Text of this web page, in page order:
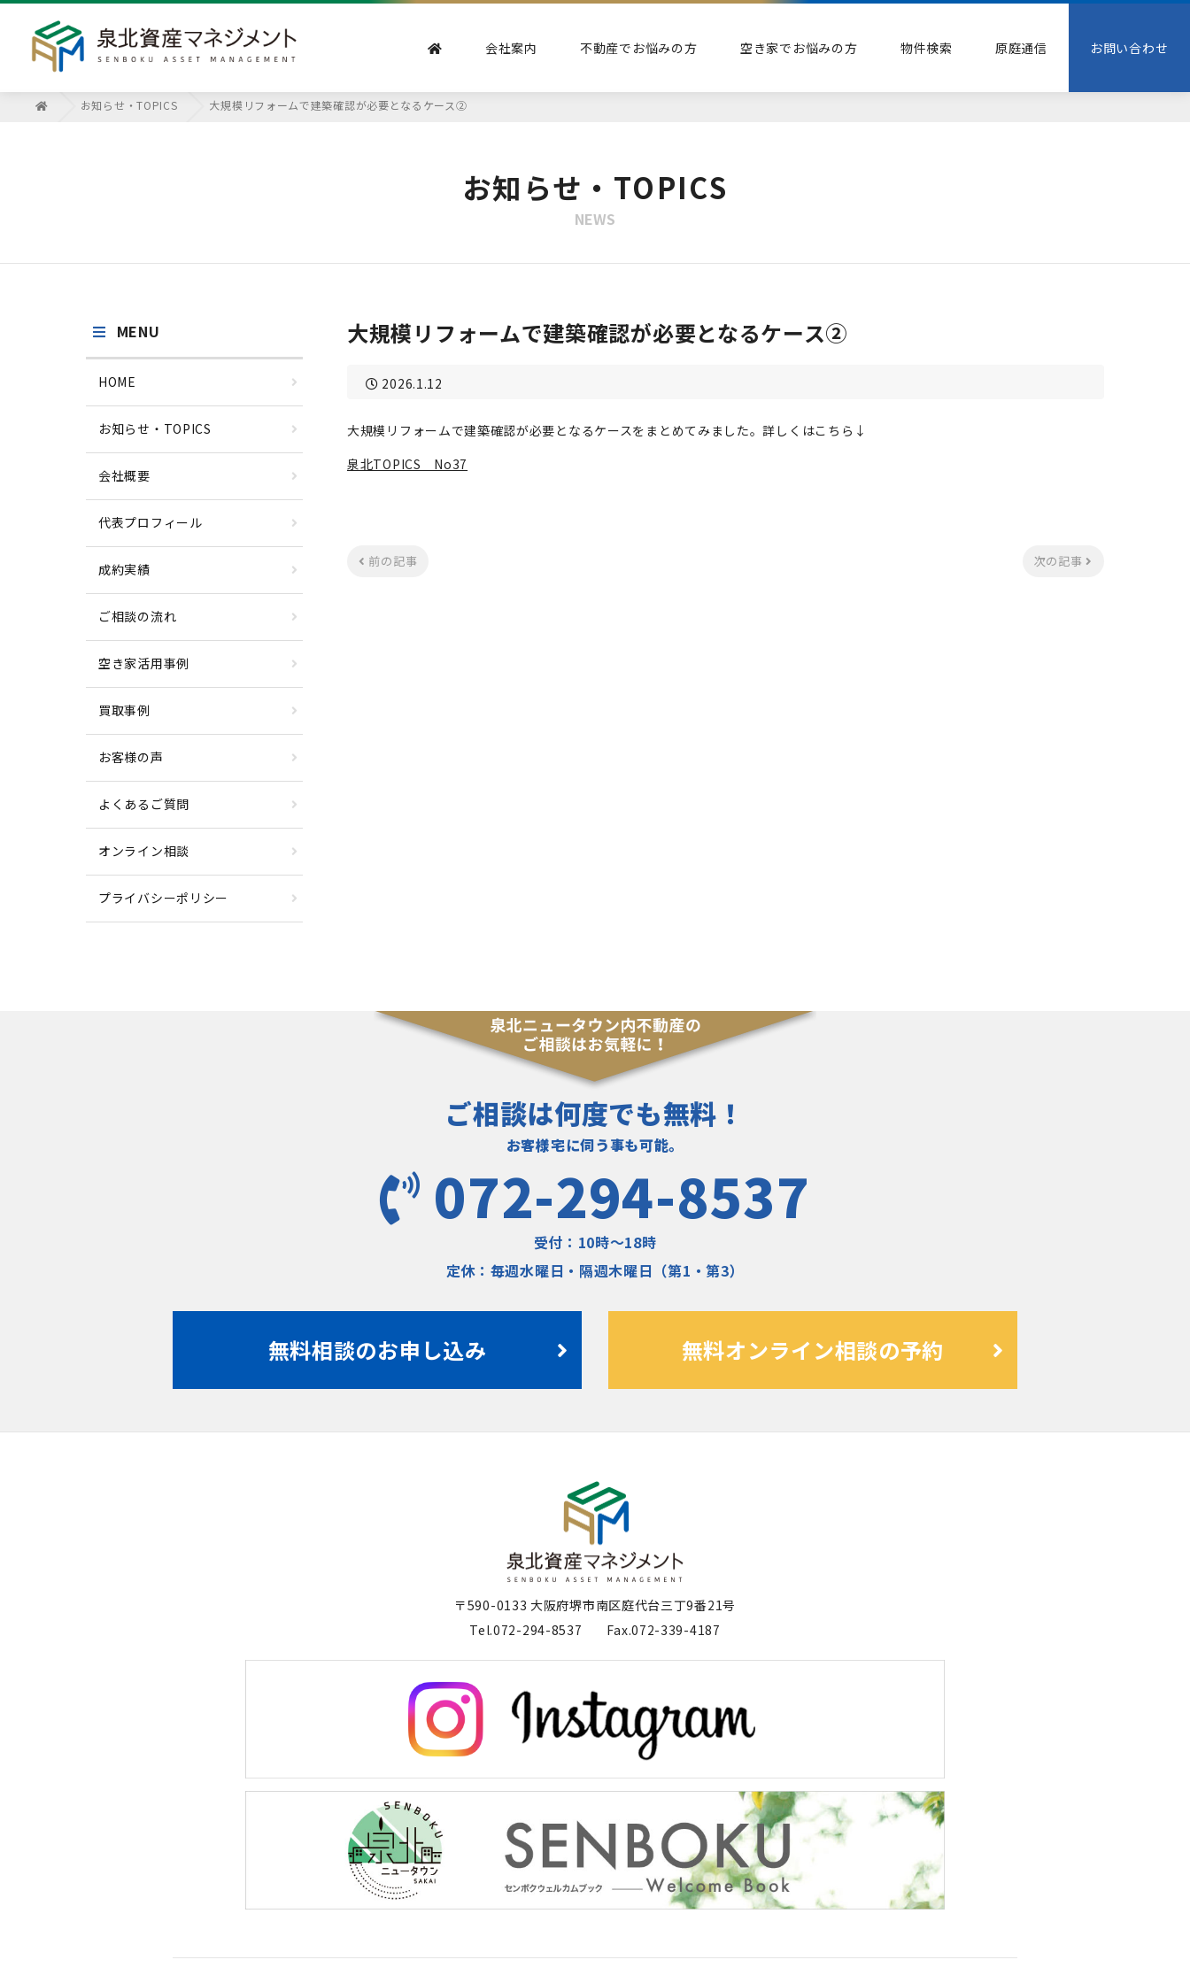
会社案内 不動産でお悩みの方 空き家でお悩みの方 物件検索 原庭通信 お問い合わせ
お知らせ・TOPICS 大規模リフォームで建築確認が必要となるケース②
お知らせ・TOPICS
NEWS
大規模リフォームで建築確認が必要となるケース②
2026.1.12
大規模リフォームで建築確認が必要となるケースをまとめてみました。詳しくはこちら↓
泉北TOPICS No37
前の記事 次の記事
MENU
HOME
お知らせ・TOPICS
会社概要
代表プロフィール
成約実績
ご相談の流れ
空き家活用事例
買取事例
お客様の声
よくあるご質問
オンライン相談
プライバシーポリシー
ご相談は何度でも無料！
お客様宅に伺う事も可能。
072-294-8537
受付：10時〜18時
定休：毎週水曜日・隔週木曜日（第1・第3）
無料相談のお申し込み 無料オンライン相談の予約
〒590-0133 大阪府堺市南区庭代台三丁9番21号
Tel.072-294-8537
Fax.072-339-4187